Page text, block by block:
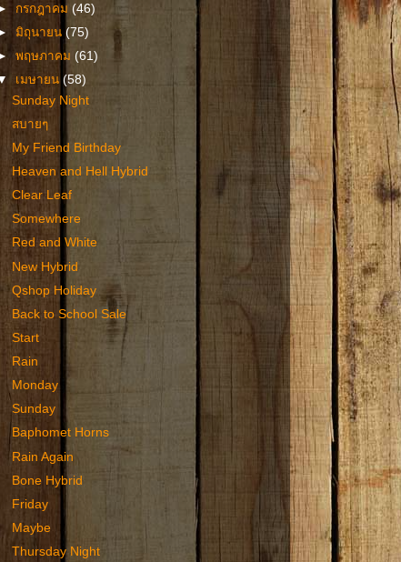
กรกฎาคม (46)
มิถุนายน(75)
พฤษภาคม (61)
เมษายน(58)
Sunday Night
สบายๆ
My Friend Birthday
Heaven and Hell Hybrid
Clear Leaf
Somewhere
Red and White
New Hybrid
Qshop Holiday
Back to School Sale
Start
Rain
Monday
Sunday
Baphomet Horns
Rain Again
Bone Hybrid
Friday
Maybe
Thursday Night